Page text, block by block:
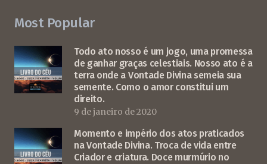
Most Popular
Todo ato nosso é um jogo, uma promessa
de ganhar graças celestiais. Nosso ato é a
terra onde a Vontade Divina semeia sua
semente. Como o amor constitui um
direito.
9 de janeiro de 2020
Momento e império dos atos praticados
na Vontade Divina. Troca de vida entre
Criador e criatura. Doce murmúrio no